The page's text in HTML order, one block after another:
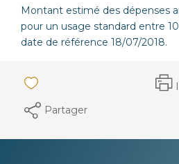
Montant estimé des dépenses
pour un usage standard entre
date de référence 18/07/2018.
Partager